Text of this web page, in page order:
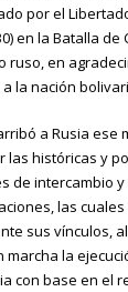
por el
en la Batalla de
ruso, en
la nación
a Rusia ese
las históricas y
de intercambio
las
sus vínculos,
marcha la
con base en el